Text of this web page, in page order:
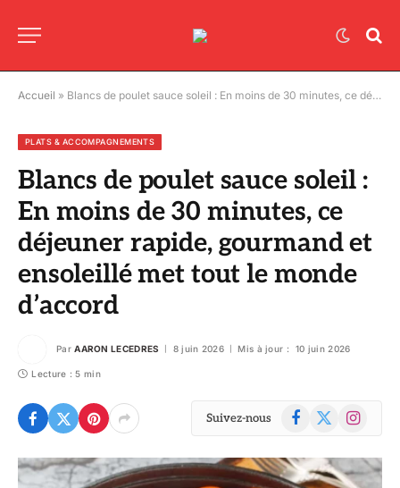
Accueil » Blancs de poulet sauce soleil : En moins de 30 minutes, ce déjeuner rapide, gourmand et ensoleillé met tout le monde d’accord
PLATS & ACCOMPAGNEMENTS
Blancs de poulet sauce soleil :
En moins de 30 minutes, ce
déjeuner rapide, gourmand et
ensoleillé met tout le monde
d’accord
Par AARON LECEDRES 8 juin 2026 Mis à jour : 10 juin 2026
Lecture : 5 min
Suivez-nous Facebook
X
Instagram
© DR